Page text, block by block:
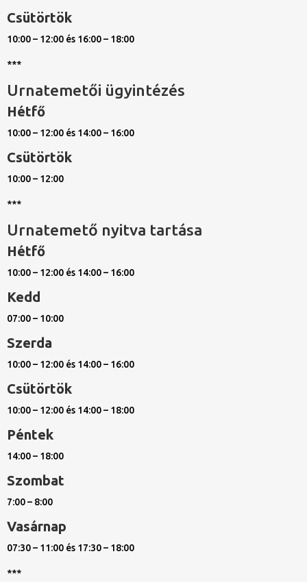
Csütörtök
10:00 – 12:00 és 16:00 – 18:00
***
Urnatemetői ügyintézés
Hétfő
10:00 – 12:00 és 14:00 – 16:00
Csütörtök
10:00 – 12:00
***
Urnatemető nyitva tartása
Hétfő
10:00 – 12:00 és 14:00 – 16:00
Kedd
07:00 – 10:00
Szerda
10:00 – 12:00 és 14:00 – 16:00
Csütörtök
10:00 – 12:00 és 14:00 – 18:00
Péntek
14:00 – 18:00
Szombat
7:00 – 8:00
Vasárnap
07:30 – 11:00 és 17:30 – 18:00
***